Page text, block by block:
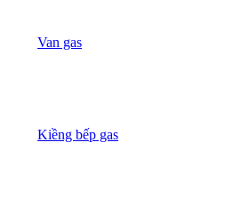
Van gas
Kiềng bếp gas